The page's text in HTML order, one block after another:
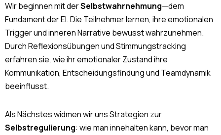
Wir beginnen mit derSelbstwahrnehmung—dem
Fundament der EI. Die Teilnehmer lernen, ihre emotionalen
Trigger und inneren Narrative bewusst wahrzunehmen.
Durch Reflexionsübungen und Stimmungstracking
erfahren sie, wie ihr emotionaler Zustand ihre
Kommunikation, Entscheidungsfindung und Teamdynamik
beeinflusst.
Als Nächstes widmen wir uns Strategien zur
Selbstregulierung: wie man innehalten kann, bevor man